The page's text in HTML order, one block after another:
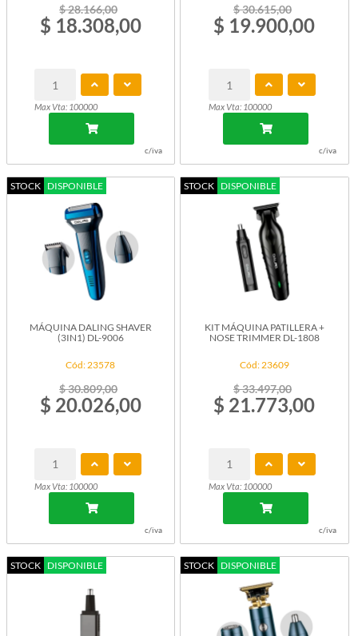
$ 28.166,00
$ 18.308,00
Max Vta: 100000
c/iva
$ 30.615,00
$ 19.900,00
Max Vta: 100000
c/iva
STOCK DISPONIBLE
MÁQUINA DALING SHAVER
(3IN1) DL-9006
Cód: 23578
$ 30.809,00
$ 20.026,00
Max Vta: 100000
c/iva
STOCK DISPONIBLE
KIT MÁQUINA PATILLERA +
NOSE TRIMMER DL-1808
Cód: 23609
$ 33.497,00
$ 21.773,00
Max Vta: 100000
c/iva
STOCK DISPONIBLE STOCK DISPONIBLE